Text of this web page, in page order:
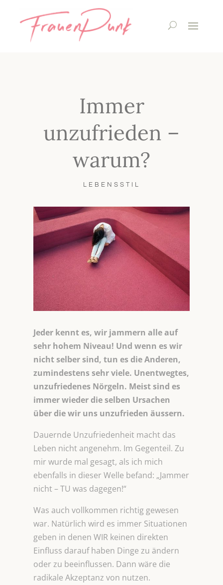
Immer
unzufrieden –
warum?
LEBENSSTIL
Jeder kennt es, wir jammern alle auf
sehr hohem Niveau! Und wenn es wir
nicht selber sind, tun es die Anderen,
zumindestens sehr viele. Unentwegtes,
unzufriedenes Nörgeln. Meist sind es
immer wieder die selben Ursachen
über die wir uns unzufrieden äussern.
Dauernde Unzufriedenheit macht das
Leben nicht angenehm. Im Gegenteil. Zu
mir wurde mal gesagt, als ich mich
ebenfalls in dieser Welle befand: „Jammer
nicht – TU was dagegen!“
Was auch vollkommen richtig gewesen
war. Natürlich wird es immer Situationen
geben in denen WIR keinen direkten
Einfluss darauf haben Dinge zu ändern
oder zu beeinflussen. Dann wäre die
radikale Akzeptanz von nutzen.